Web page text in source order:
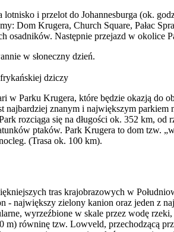
lotnisko i przelot do Johannesburga (ok.
Dom Krugera, Church Square, Pałac
osadników. Następnie przejazd w okolice
dziczy
w Parku Krugera, które będzie okazją
najbardziej znanym i największym
rozciąga się na długości ok. 352 km,
ptaków. Park Krugera to dom tzw.
(Trasa ok. 100 km).
tras krajobrazowych w
- największy zielony kanion oraz jeden z
wyrzeźbione w skale przez wodę
m) równinę tzw. Lowveld, przechodzącą